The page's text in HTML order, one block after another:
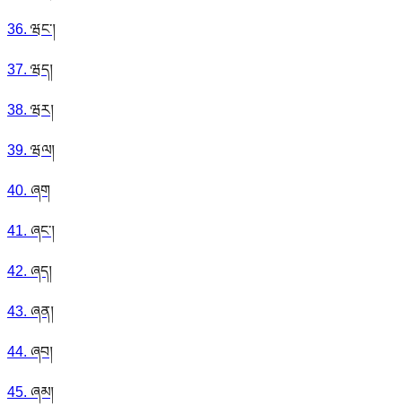
36. ཝང་།
37. ཝད།
38. ཝར།
39. ཝལ།
40. ཞག
41. ཞང་།
42. ཞད།
43. ཞན།
44. ཞབ།
45. ཞམ།